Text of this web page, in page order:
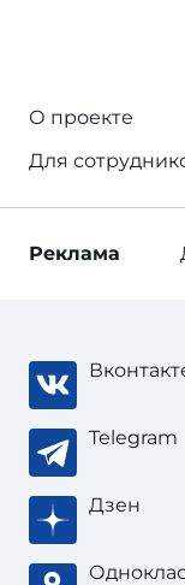
О проекте
Для
Реклама
Telegram
Дзен